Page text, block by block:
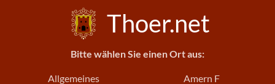
Thoer.net
Bitte wählen Sie einen Ort aus:
Allgemeines Amern F